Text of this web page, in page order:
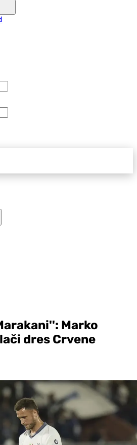
Marko
dres Crvene